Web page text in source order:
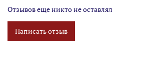
Отзывов еще никто не оставлял
Написать отзыв